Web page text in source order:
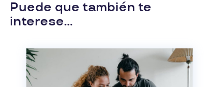
Puede que también te
interese...